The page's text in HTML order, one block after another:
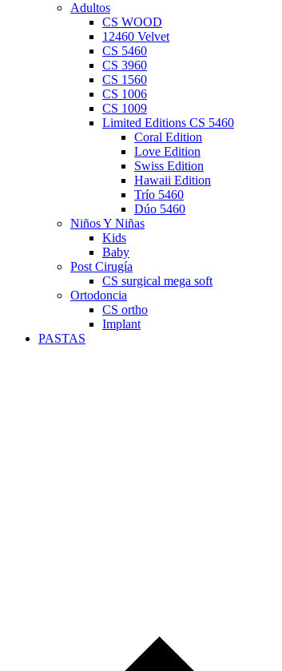
Adultos
CS WOOD
12460 Velvet
CS 5460
CS 3960
CS 1560
CS 1006
CS 1009
Limited Editions CS 5460
Coral Edition
Love Edition
Swiss Edition
Hawaii Edition
Trío 5460
Dúo 5460
Niños Y Niñas
Kids
Baby
Post Cirugía
CS surgical mega soft
Ortodoncia
CS ortho
Implant
PASTAS